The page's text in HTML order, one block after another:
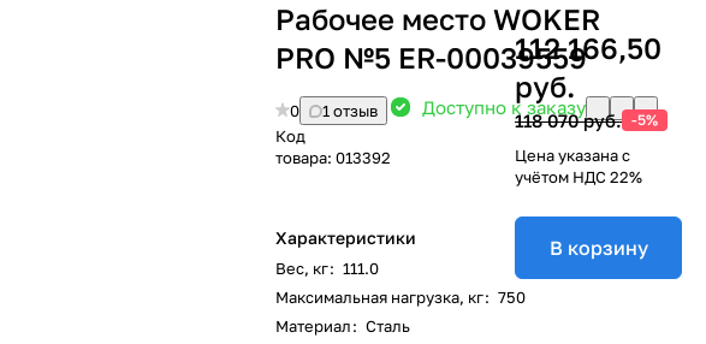
Рабочее место WOKER
PRO №5 ER-00039559
0
1 отзыв
Код
товара: 013392
Доступно к заказу
Характеристики
Вес, кг: 111.0
Максимальная нагрузка, кг: 750
Материал: Сталь
112 166,50
руб.
118 070 руб. -5%
Цена указана с
учётом НДС 22%
В корзину